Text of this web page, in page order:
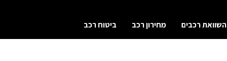
השוואת רכבים מחירון רכב ביטוח רכב